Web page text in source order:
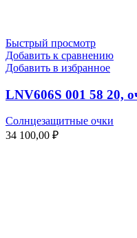
Быстрый просмотр
Добавить к сравнению
Добавить в избранное
LNV606S 001 58 20,
Солнцезащитные очки
34 100,00 ₽